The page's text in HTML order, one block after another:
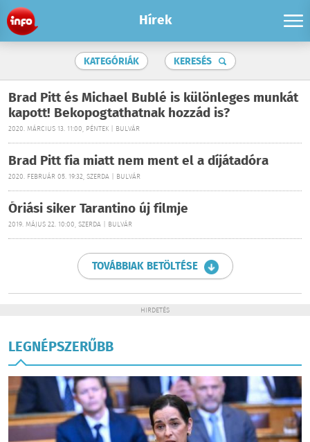
Hírek
KATEGÓRIÁK KERESÉS
Brad Pitt és Michael Bublé is különleges munkát
kapott! Bekopogtathatnak hozzád is?
2020. MÁRCIUS 13. 11:00, PÉNTEK | BULVÁR
Brad Pitt fia miatt nem ment el a díjátadóra
2020. FEBRUÁR 05. 19:32, SZERDA | BULVÁR
Óriási siker Tarantino új filmje
2019. MÁJUS 22. 10:00, SZERDA | BULVÁR
TOVÁBBIAK BETÖLTÉSE
HIRDETÉS
LEGNÉPSZERŰBB